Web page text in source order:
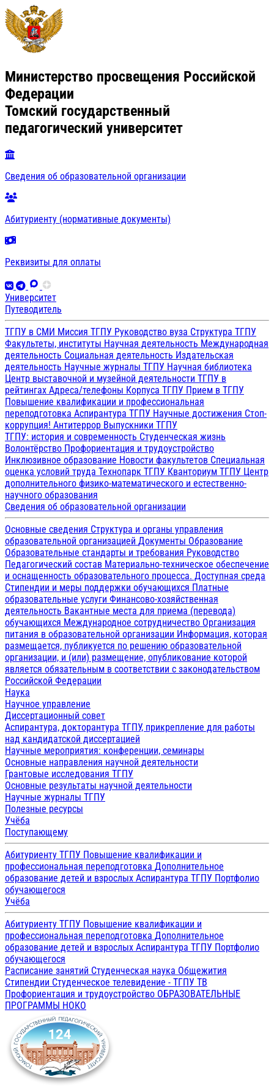
Министерство просвещения Российской
Федерации
Томский государственный
педагогический университет
Сведения об образовательной организации
Абитуриенту (нормативные документы)
Реквизиты для оплаты
Университет
Путеводитель
ТГПУ в СМИ Миссия ТГПУ Руководство вуза Структура ТГПУ
Факультеты, институты Научная деятельность Международная
деятельность Социальная деятельность Издательская
деятельность Научные журналы ТГПУ Научная библиотека
Центр выставочной и музейной деятельности ТГПУ в
рейтингах Адреса/телефоны Корпуса ТГПУ Прием в ТГПУ
Повышение квалификации и профессиональная
переподготовка Аспирантура ТГПУ Научные достижения Стоп-
коррупция! Антитеррор Выпускники ТГПУ
ТГПУ: история и современность Студенческая жизнь
Волонтёрство Профориентация и трудоустройство
Инклюзивное образование Новости факультетов Специальная
оценка условий труда Технопарк ТГПУ Кванториум ТГПУ Центр
дополнительного физико-математического и естественно-
научного образования
Сведения об образовательной организации
Основные сведения Структура и органы управления
образовательной организацией Документы Образование
Образовательные стандарты и требования Руководство
Педагогический состав Материально-техническое обеспечение
и оснащенность образовательного процесса. Доступная среда
Стипендии и меры поддержки обучающихся Платные
образовательные услуги Финансово-хозяйственная
деятельность Вакантные места для приема (перевода)
обучающихся Международное сотрудничество Организация
питания в образовательной организации Информация, которая
размещается, публикуется по решению образовательной
организации, и (или) размещение, опубликование которой
является обязательным в соответствии с законодательством
Российской Федерации
Наука
Научное управление
Диссертационный совет
Аспирантура, докторантура ТГПУ, прикрепление для работы
над кандидатской диссертацией
Научные мероприятия: конференции, семинары
Основные направления научной деятельности
Грантовые исследования ТГПУ
Основные результаты научной деятельности
Научные журналы ТГПУ
Полезные ресурсы
Учёба
Поступающему
Абитуриенту ТГПУ Повышение квалификации и
профессиональная переподготовка Дополнительное
образование детей и взрослых Аспирантура ТГПУ Портфолио
обучающегося
Учёба
Абитуриенту ТГПУ Повышение квалификации и
профессиональная переподготовка Дополнительное
образование детей и взрослых Аспирантура ТГПУ Портфолио
обучающегося
Расписание занятий Студенческая наука Общежития
Стипендии Студенческое телевидение - ТГПУ ТВ
Профориентация и трудоустройство ОБРАЗОВАТЕЛЬНЫЕ
ПРОГРАММЫ НОКО